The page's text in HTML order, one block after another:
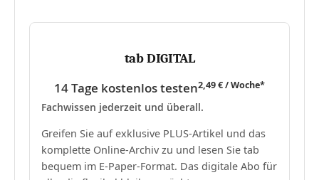
tab DIGITAL
14 Tage kostenlos testen2,49 € / Woche*
Fachwissen jederzeit und überall.
Greifen Sie auf exklusive PLUS-Artikel und das
komplette Online-Archiv zu und lesen Sie tab
bequem im E-Paper-Format. Das digitale Abo für